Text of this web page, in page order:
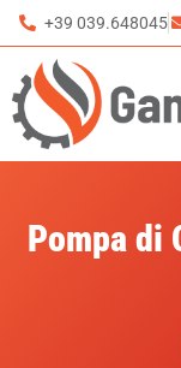
+39 039.648045
Pompa di